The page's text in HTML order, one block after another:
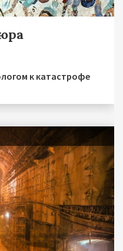
к катастрофе